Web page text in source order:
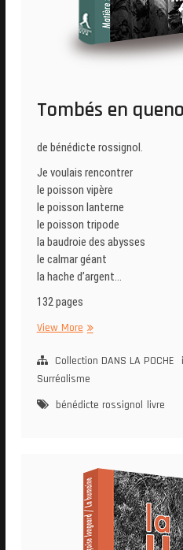
Tombés en
de bénédicte rossignol.
Je voulais rencontrer
le poisson vipère
le poisson lanterne
le poisson tripode
la baudroie des abysses
le calmar géant
la hache d’argent…
132 pages
View MoreTombés
quenouille
Collection DANS LA POCHE
Surréalisme
bénédicte rossignol livre